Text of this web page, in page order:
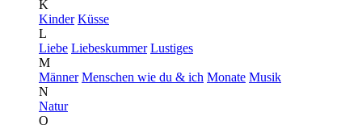
K
Kinder Küsse
L
Liebe Liebeskummer Lustiges
M
Männer Menschen wie du & ich Monate Musik
N
Natur
O